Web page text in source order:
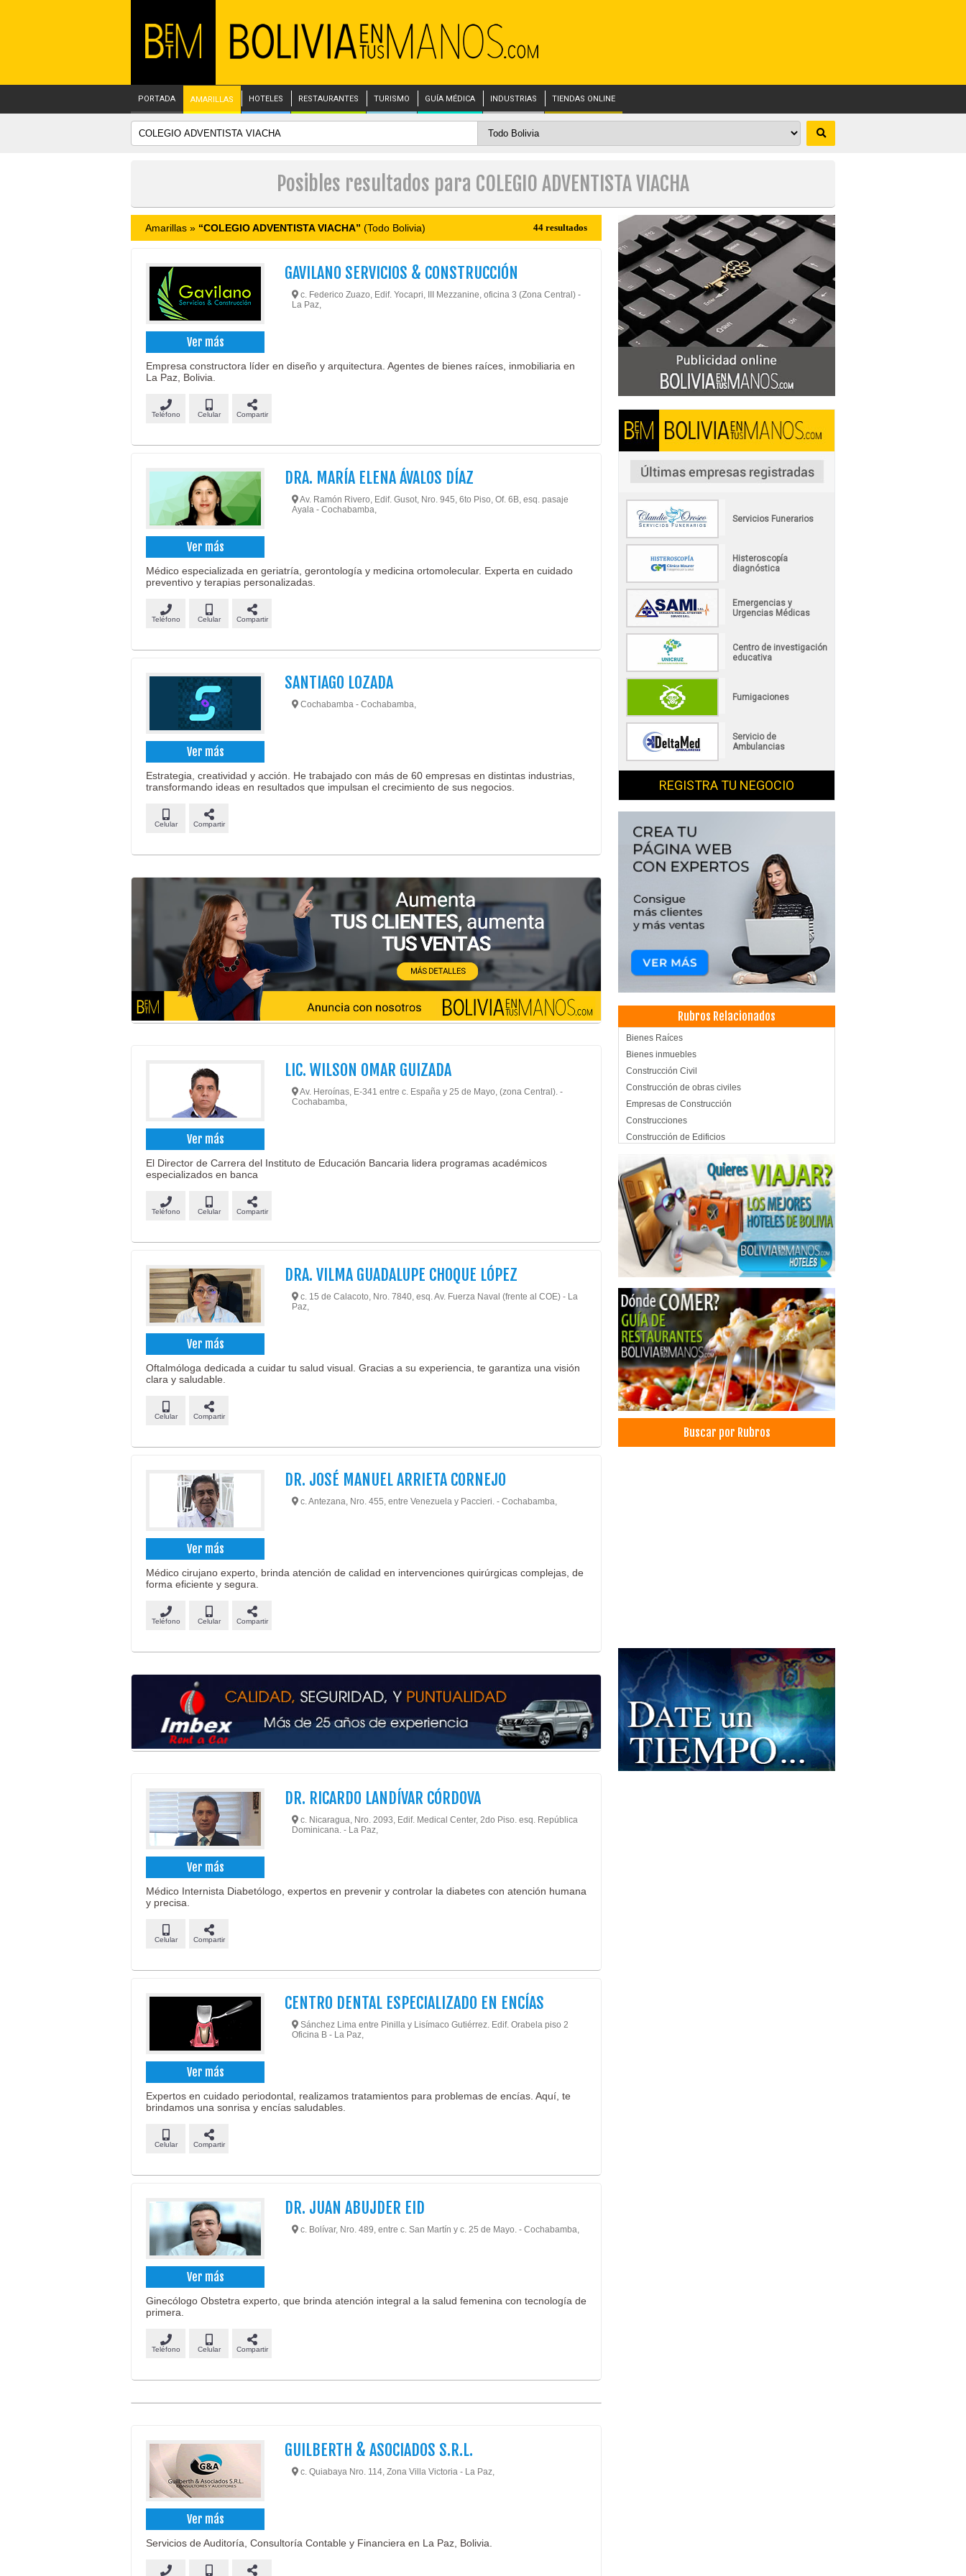
PORTADA AMARILLAS HOTELES RESTAURANTES TURISMO GUÍA MÉDICA INDUSTRIAS TIENDAS ONLINE
Posibles resultados para COLEGIO ADVENTISTA VIACHA
Amarillas » “COLEGIO ADVENTISTA VIACHA” (Todo Bolivia) 44 resultados
Ver más
GAVILANO SERVICIOS & CONSTRUCCIÓN
c. Federico Zuazo, Edif. Yocapri, III Mezzanine, oficina 3 (Zona Central) -
La Paz,
Empresa constructora líder en diseño y arquitectura. Agentes de bienes raíces, inmobiliaria en
La Paz, Bolivia.
Teléfono Celular Compartir
Ver más
DRA. MARÍA ELENA ÁVALOS DÍAZ
Av. Ramón Rivero, Edif. Gusot, Nro. 945, 6to Piso, Of. 6B, esq. pasaje
Ayala - Cochabamba,
Médico especializada en geriatría, gerontología y medicina ortomolecular. Experta en cuidado
preventivo y terapias personalizadas.
Teléfono Celular Compartir
Ver más
SANTIAGO LOZADA
Cochabamba - Cochabamba,
Estrategia, creatividad y acción. He trabajado con más de 60 empresas en distintas industrias,
transformando ideas en resultados que impulsan el crecimiento de sus negocios.
Celular Compartir
Ver más
LIC. WILSON OMAR GUIZADA
Av. Heroínas, E-341 entre c. España y 25 de Mayo, (zona Central). -
Cochabamba,
El Director de Carrera del Instituto de Educación Bancaria lidera programas académicos
especializados en banca
Teléfono Celular Compartir
Ver más
DRA. VILMA GUADALUPE CHOQUE LÓPEZ
c. 15 de Calacoto, Nro. 7840, esq. Av. Fuerza Naval (frente al COE) - La
Paz,
Oftalmóloga dedicada a cuidar tu salud visual. Gracias a su experiencia, te garantiza una visión
clara y saludable.
Celular Compartir
Ver más
DR. JOSÉ MANUEL ARRIETA CORNEJO
c. Antezana, Nro. 455, entre Venezuela y Paccieri. - Cochabamba,
Médico cirujano experto, brinda atención de calidad en intervenciones quirúrgicas complejas, de
forma eficiente y segura.
Teléfono Celular Compartir
Ver más
DR. RICARDO LANDÍVAR CÓRDOVA
c. Nicaragua, Nro. 2093, Edif. Medical Center, 2do Piso. esq. República
Dominicana. - La Paz,
Médico Internista Diabetólogo, expertos en prevenir y controlar la diabetes con atención humana
y precisa.
Celular Compartir
Ver más
CENTRO DENTAL ESPECIALIZADO EN ENCÍAS
Sánchez Lima entre Pinilla y Lisímaco Gutiérrez. Edif. Orabela piso 2
Oficina B - La Paz,
Expertos en cuidado periodontal, realizamos tratamientos para problemas de encías. Aquí, te
brindamos una sonrisa y encías saludables.
Celular Compartir
Ver más
DR. JUAN ABUJDER EID
c. Bolívar, Nro. 489, entre c. San Martín y c. 25 de Mayo. - Cochabamba,
Ginecólogo Obstetra experto, que brinda atención integral a la salud femenina con tecnología de
primera.
Teléfono Celular Compartir
Ver más
GUILBERTH & ASOCIADOS S.R.L.
c. Quiabaya Nro. 114, Zona Villa Victoria - La Paz,
Servicios de Auditoría, Consultoría Contable y Financiera en La Paz, Bolivia.
Servicios Funerarios
Histeroscopía
diagnóstica
Emergencias y
Urgencias Médicas
Centro de investigación
educativa
Fumigaciones
Servicio de
Ambulancias
REGISTRA TU NEGOCIO
Rubros Relacionados
Bienes Raíces
Bienes inmuebles
Construcción Civil
Construcción de obras civiles
Empresas de Construcción
Construcciones
Construcción de Edificios
Urbanizaciones
Constructoras
Alquiler de Casas, Oficinas, Departamentos
Inmobiliarias
Medicina Ortomolecular
Médicos Geriatras y Gerontólogos
Clínicas Odontológicas
Asesoramiento empresarial
Profesionales
Médicos Oftalmólogos
Oftalmología
Cirugía general
Médico Cirujano
Diabetes
Consultorio Dental
Consultores Contables
Consultores en Administración y Empresa
Consultorías
Contadores
Paquete contable
Sistema contable
Servicios Empresariales
Buscar por Rubros